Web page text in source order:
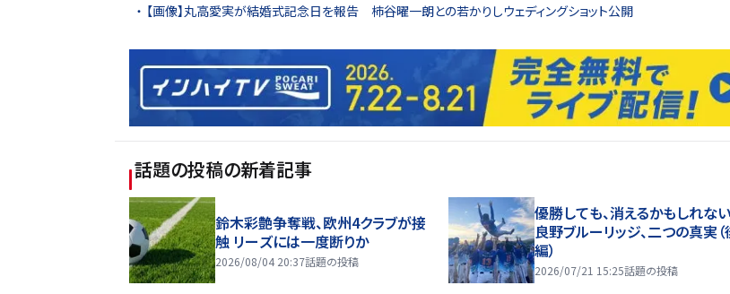
【画像】丸高愛実が結婚式記念日を報告 柿谷曜一朗との若かりしウェディングショット公開
話題の投稿の新着記事
鈴木彩艶争奪戦、欧州4クラブが接
触 リーズには一度断りか
2026/08/04 20:37話題の投稿
優勝しても、消えるかもしれない
良野ブルーリッジ、二つの真実（
編）
2026/07/21 15:25話題の投稿